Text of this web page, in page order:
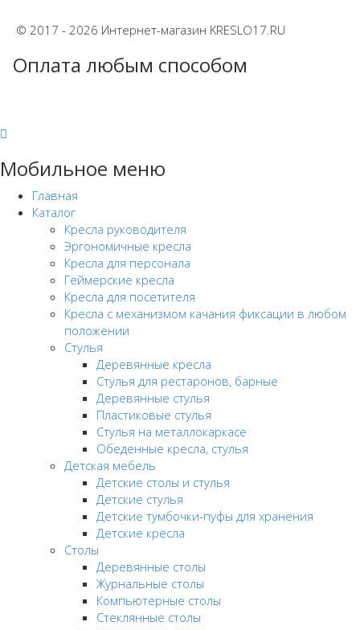
© 2017 - 2026 Интернет-магазин KRESLO17.RU
Оплата любым способом
Мобильное меню
Главная
Каталог
Кресла руководителя
Эргономичные кресла
Кресла для персонала
Геймерские кресла
Кресла для посетителя
Кресла с механизмом качания фиксации в любом
положении
Стулья
Деревянные кресла
Стулья для рестаронов, барные
Деревянные стулья
Пластиковые стулья
Стулья на металлокаркасе
Обеденные кресла, стулья
Детская мебель
Детские столы и стулья
Детские стулья
Детские тумбочки-пуфы для хранения
Детские кресла
Столы
Деревянные столы
Журнальные столы
Компьютерные столы
Стеклянные столы